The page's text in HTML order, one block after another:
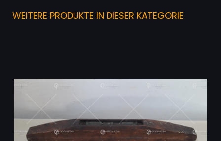
WEITERE PRODUKTE IN DIESER KATEGORIE